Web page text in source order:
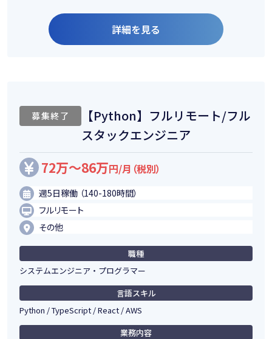
詳細を見る
募集終了
【Python】フルリモート/フル
スタックエンジニア
72万～86万円/月（税別）
週5日稼働 （140-180時間）
フルリモート
その他
職種
システムエンジニア・プログラマー
言語スキル
Python / TypeScript / React / AWS
業務内容